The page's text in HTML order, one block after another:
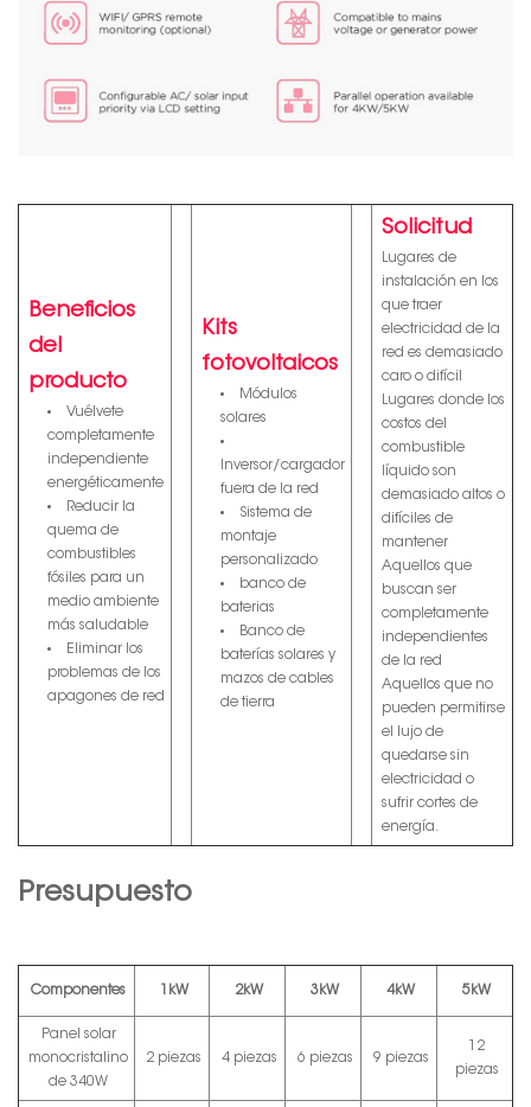
Beneficios
del
producto
Vuélvete
completamente
independiente
energéticamente
Reducir la
quema de
combustibles
fósiles para un
medio ambiente
más saludable
Eliminar los
problemas de los
apagones de red
Kits
fotovoltaicos
Módulos
solares
Inversor/cargador
fuera de la red
Sistema de
montaje
personalizado
banco de
baterias
Banco de
baterías solares y
mazos de cables
de tierra
Solicitud
Lugares de
instalación en los
que traer
electricidad de la
red es demasiado
caro o difícil
Lugares donde los
costos del
combustible
líquido son
demasiado altos o
difíciles de
mantener
Aquellos que
buscan ser
completamente
independientes
de la red
Aquellos que no
pueden permitirse
el lujo de
quedarse sin
electricidad o
sufrir cortes de
energía.
Presupuesto
Componentes 1kW 2kW 3kW 4kW 5kW
Panel solar
monocristalino
de 340W
2 piezas 4 piezas 6 piezas 9 piezas
12
piezas